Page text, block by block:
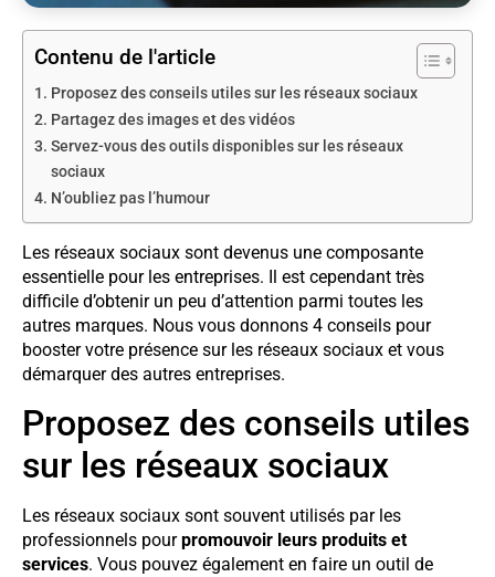
Contenu de l'article
Proposez des conseils utiles sur les réseaux sociaux
Partagez des images et des vidéos
Servez-vous des outils disponibles sur les réseaux
sociaux
N’oubliez pas l’humour
Les réseaux sociaux sont devenus une composante
essentielle pour les entreprises. Il est cependant très
difficile d’obtenir un peu d’attention parmi toutes les
autres marques. Nous vous donnons 4 conseils pour
booster votre présence sur les réseaux sociaux et vous
démarquer des autres entreprises.
Proposez des conseils utiles
sur les réseaux sociaux
Les réseaux sociaux sont souvent utilisés par les
professionnels pourpromouvoir leurs produits et
services. Vous pouvez également en faire un outil de